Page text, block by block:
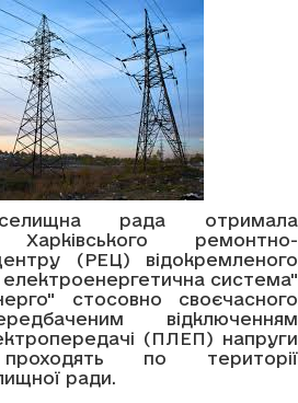
рада отримала
ремонтно-
(РЕЦ) відокремленого
електроенергетична система"
стосовно своєчасного
відключенням
(ПЛЕП) напруги
по території
ради.